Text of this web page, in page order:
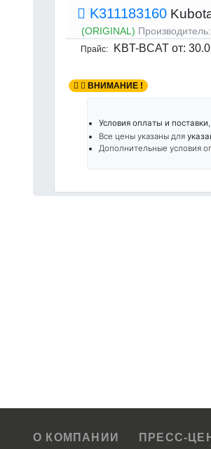
K311183160
(ORIGINAL) Производитель:
Прайс: KBT-BCAT от:
ВНИМАНИЕ !
Условия оплаты и поставки
Все цены указаны для
Дополнительные условия
О КОМПАНИИ ПРЕСС-